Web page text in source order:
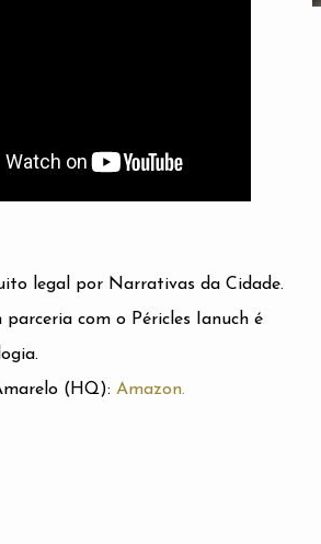
legal por Narrativas da Cidade.
com o Péricles Ianuch é
(HQ): Amazon.